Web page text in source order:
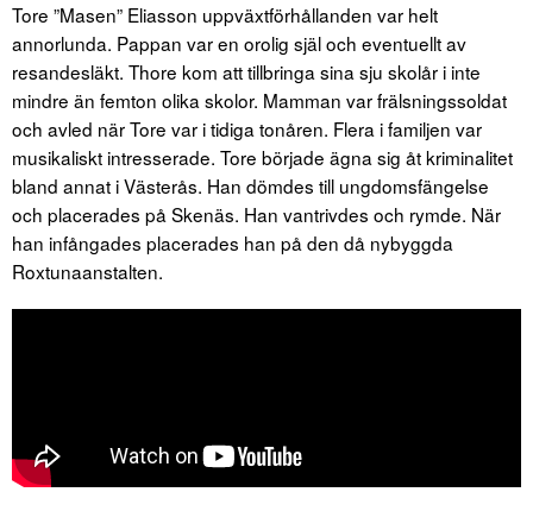
Tore ”Masen” Eliasson uppväxtförhållanden var helt
annorlunda. Pappan var en orolig själ och eventuellt av
resandesläkt. Thore kom att tillbringa sina sju skolår i inte
mindre än femton olika skolor. Mamman var frälsningssoldat
och avled när Tore var i tidiga tonåren. Flera i familjen var
musikaliskt intresserade. Tore började ägna sig åt kriminalitet
bland annat i Västerås. Han dömdes till ungdomsfängelse
och placerades på Skenäs. Han vantrivdes och rymde. När
han infångades placerades han på den då nybyggda
Roxtunaanstalten.